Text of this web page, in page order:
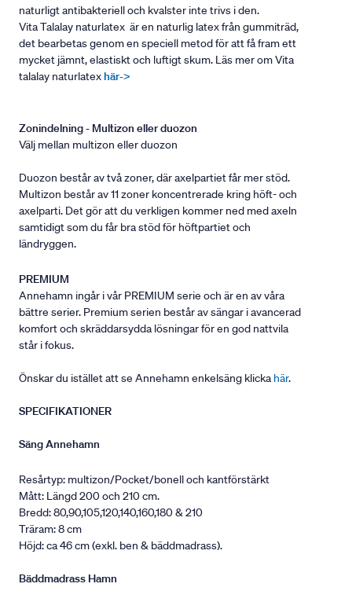
naturligt antibakteriell och kvalster inte trivs i den.
Vita Talalay naturlatex är en naturlig latex från gummiträd,
det bearbetas genom en speciell metod för att få fram ett
mycket jämnt, elastiskt och luftigt skum. Läs mer om Vita
talalay naturlatexhär->
Zonindelning - Multizon eller duozon
Välj mellan multizon eller duozon
Duozon består av två zoner, där axelpartiet får mer stöd.
Multizon består av 11 zoner koncentrerade kring höft- och
axelparti. Det gör att du verkligen kommer ned med axeln
samtidigt som du får bra stöd för höftpartiet och
ländryggen.
PREMIUM
Annehamn ingår i vår PREMIUM serie och är en av våra
bättre serier. Premium serien består av sängar i avancerad
komfort och skräddarsydda lösningar för en god nattvila
står i fokus.
Önskar du istället att se Annehamn enkelsäng klicka här.
SPECIFIKATIONER
Säng Annehamn
Resårtyp: multizon/Pocket/bonell och kantförstärkt
Mått: Längd 200 och 210 cm.
Bredd: 80,90,105,120,140,160,180 & 210
Träram: 8 cm
Höjd: ca 46 cm (exkl. ben & bäddmadrass).
Bäddmadrass Hamn